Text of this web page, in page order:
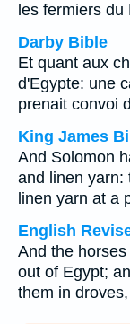
les fermiers
Darby Bible
Et quant aux
d'Egypte: une
prenait convoi
King James
And Solomon
and linen yarn:
linen yarn at a
English
And the
out of Egypt;
them in